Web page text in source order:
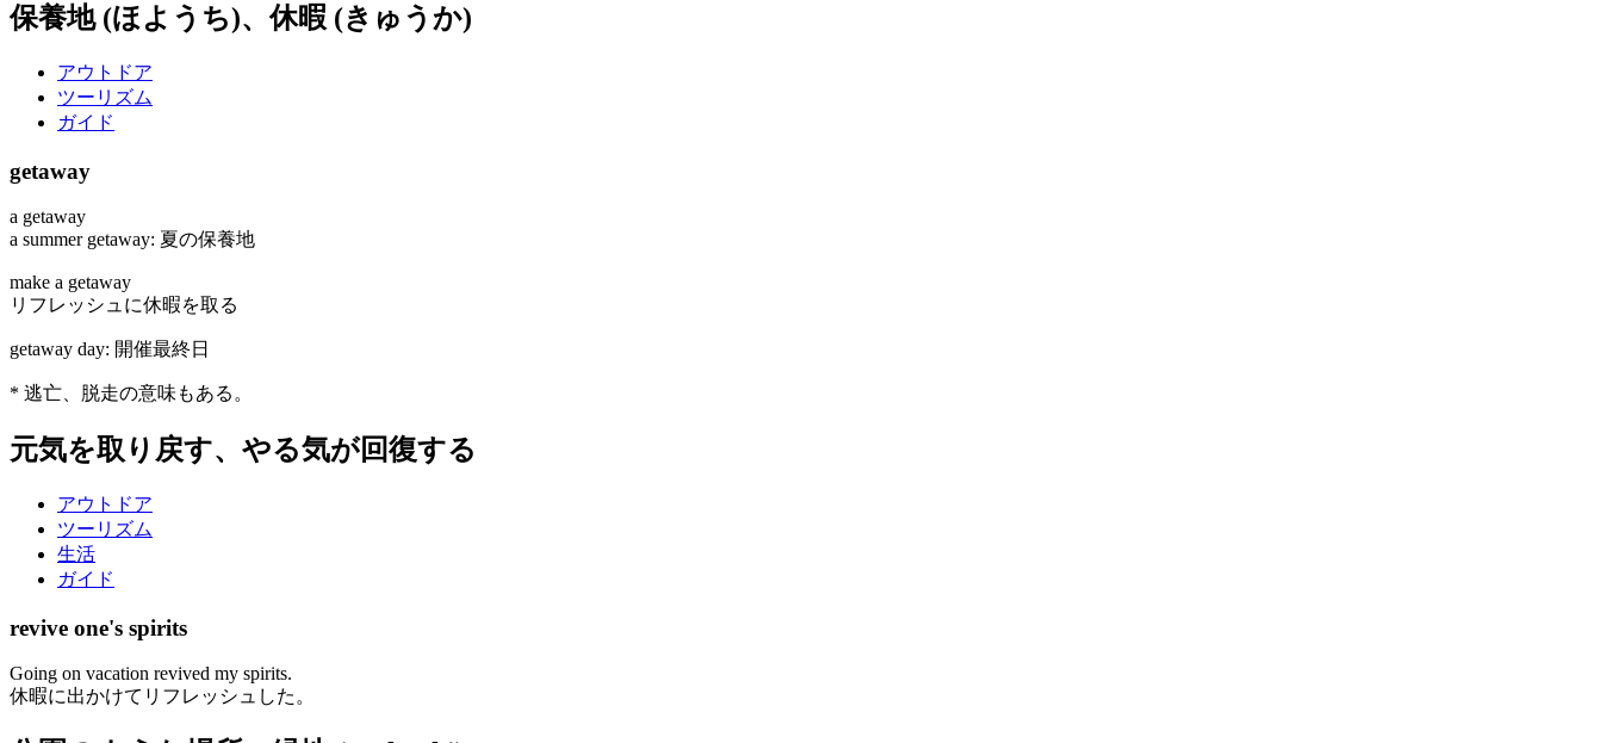
保養地 (ほようち)、休暇 (きゅうか)
アウトドア
ツーリズム
ガイド
getaway
a getaway
a summer getaway: 夏の保養地
make a getaway
リフレッシュに休暇を取る
getaway day: 開催最終日
* 逃亡、脱走の意味もある。
元気を取り戻す、やる気が回復する
アウトドア
ツーリズム
生活
ガイド
revive one's spirits
Going on vacation revived my spirits.
休暇に出かけてリフレッシュした。